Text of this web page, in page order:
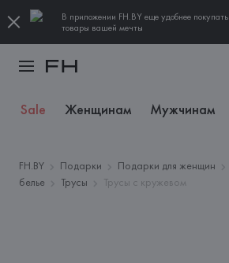
В приложении FH.BY еще удобнее покупать
товары вашей мечты
Sale Женщинам Мужчинам
FH.BY Подарки Подарки для женщин
белье
Трусы Трусы с кружевом